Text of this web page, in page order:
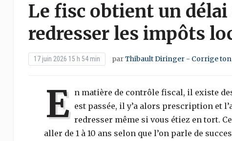
Le fisc obtient un
redresser les impôts
17 juin 2026 15 h 54 min parThibault Diringer - Corrige
E n matière de contrôle fiscal, il existe
est passée, il y’a alors prescription et
redresser même si vous étiez en tort.
aller de 1 à 10 ans selon que l’on parle de